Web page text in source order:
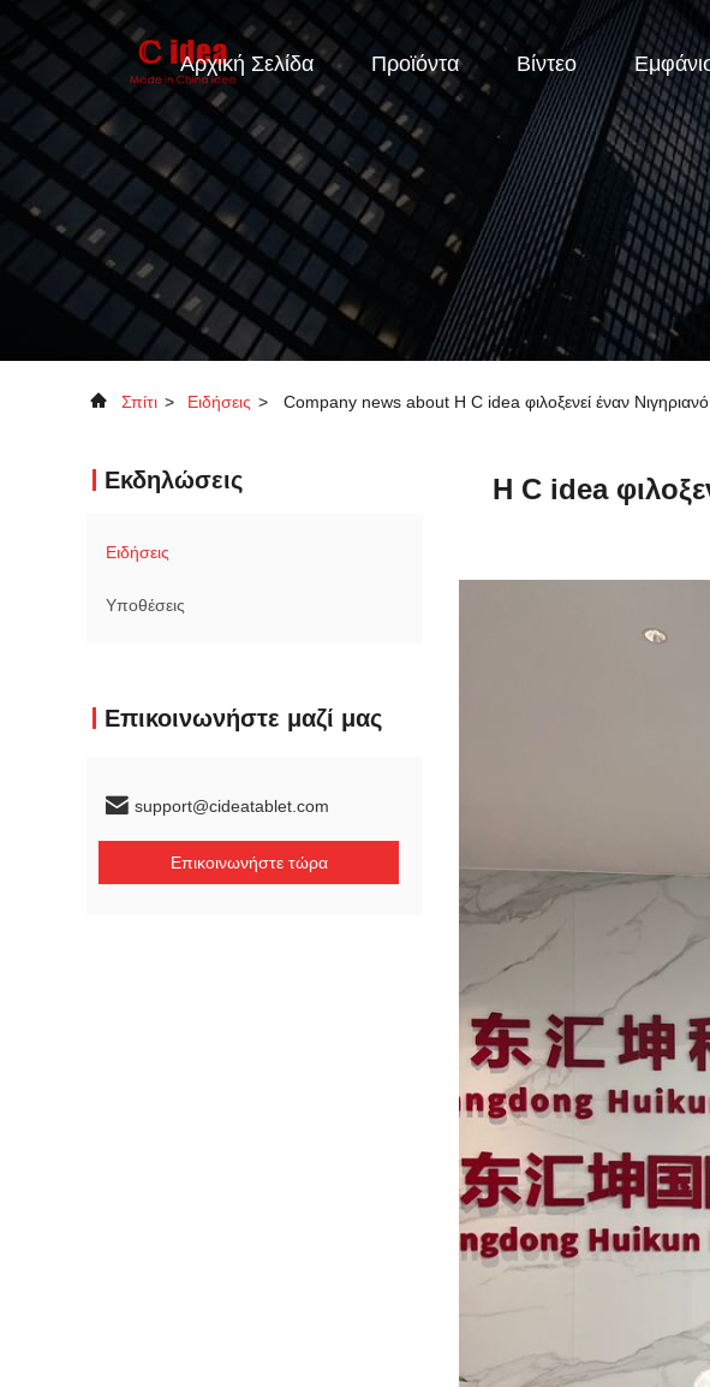
Αρχική Σελίδα Προϊόντα Βίντεο
Σπίτι > Ειδήσεις > Company news about Η C idea φιλοξενεί έναν
Εκδηλώσεις
Ειδήσεις
Υποθέσεις
Επικοινωνήστε μαζί μας
support@cideatablet.com
Επικοινωνήστε τώρα
Η C idea